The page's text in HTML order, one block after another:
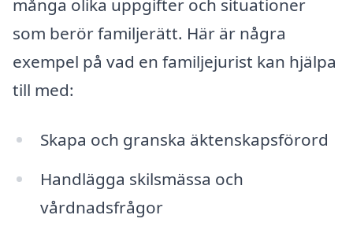
många olika uppgifter och situationer
som berör familjerätt. Här är några
exempel på vad en familjejurist kan hjälpa
till med:
Skapa och granska äktenskapsförord
Handlägga skilsmässa och
vårdnadsfrågor